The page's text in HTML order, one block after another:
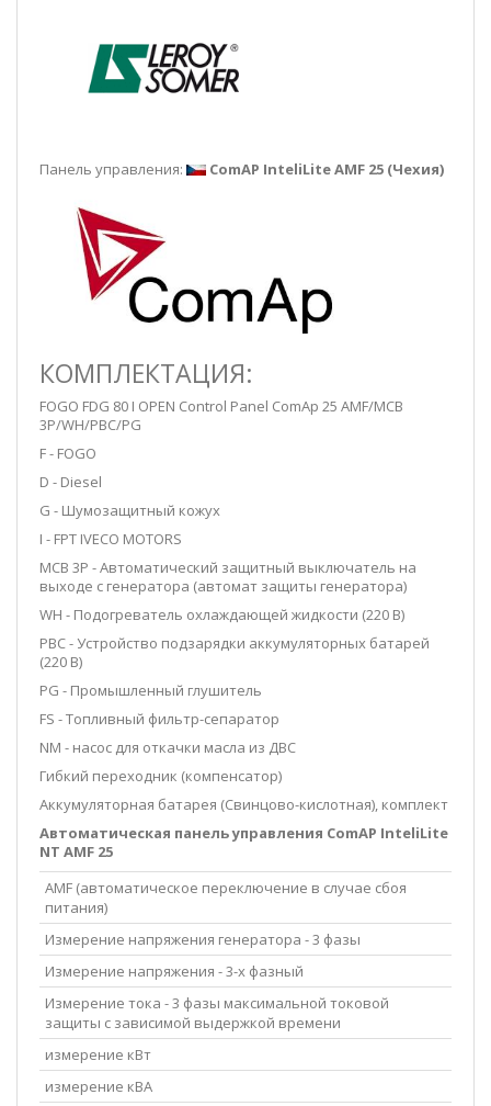
Панель управления: ComAP InteliLite AMF 25 (Чехия)
КОМПЛЕКТАЦИЯ:
FOGO FDG 80 I OPEN Control Panel ComAp 25 AMF/MCB
3P/WH/PBC/PG
F - FOGO
D - Diesel
G - Шумозащитный кожух
I - FPT IVECO MOTORS
MCB 3P - Автоматический защитный выключатель на
выходе с генератора (автомат защиты генератора)
WH - Подогреватель охлаждающей жидкости (220 В)
PBC - Устройство подзарядки аккумуляторных батарей
(220 В)
PG - Промышленный глушитель
FS - Топливный фильтр-сепаратор
NM - насос для откачки масла из ДВС
Гибкий переходник (компенсатор)
Аккумуляторная батарея (Свинцово-кислотная), комплект
Автоматическая панель управления ComAP InteliLite
NT AMF 25
AMF (автоматическое переключение в случае сбоя
питания)
Измерение напряжения генератора - 3 фазы
Измерение напряжения - 3-х фазный
Измерение тока - 3 фазы максимальной токовой
защиты с зависимой выдержкой времени
измерение кВт
измерение кВА